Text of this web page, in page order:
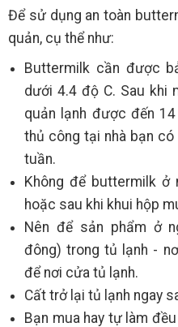
Để sử dụng an toàn
quản, cụ thể như:
Buttermilk cần được
dưới 4.4 độ C. Sau khi
quản lạnh được đến
thủ công tại nhà bạn
tuần.
Không để buttermilk ở
hoặc sau khi khui hộp
Nên để sản phẩm ở
đông) trong tủ lạnh -
để nơi cửa tủ lạnh.
Cất trở lại tủ lạnh ngay
Bạn mua hay tự làm